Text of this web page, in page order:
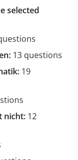
selected
13 questions
19
nicht: 12